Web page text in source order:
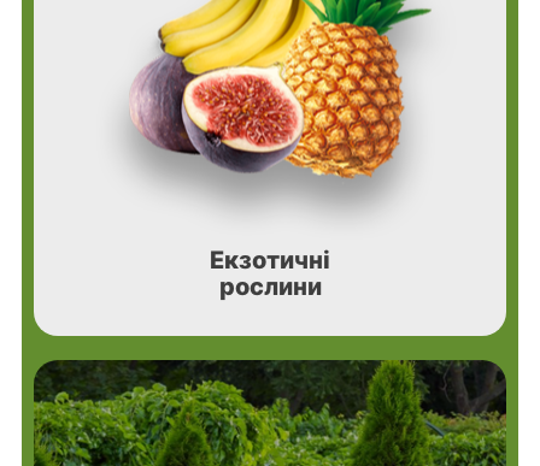
Екзотичні
рослини